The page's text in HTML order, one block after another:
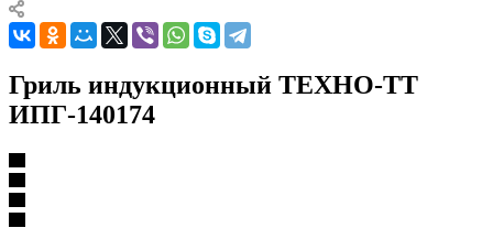
Гриль индукционный ТЕХНО-ТТ
ИПГ-140174